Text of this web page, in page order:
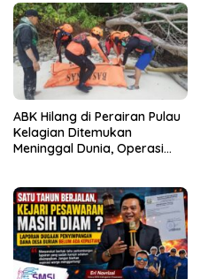
ABK Hilang di Perairan Pulau
Kelagian Ditemukan
Meninggal Dunia, Operasi